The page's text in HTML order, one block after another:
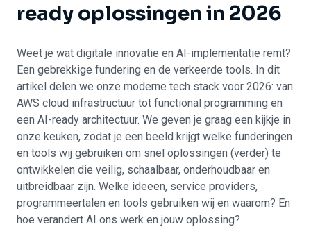
ready oplossingen in 2026
Weet je wat digitale innovatie en AI-implementatie remt?
Een gebrekkige fundering en de verkeerde tools. In dit
artikel delen we onze moderne tech stack voor 2026: van
AWS cloud infrastructuur tot functional programming en
een AI-ready architectuur. We geven je graag een kijkje in
onze keuken, zodat je een beeld krijgt welke funderingen
en tools wij gebruiken om snel oplossingen (verder) te
ontwikkelen die veilig, schaalbaar, onderhoudbaar en
uitbreidbaar zijn. Welke ideeen, service providers,
programmeertalen en tools gebruiken wij en waarom? En
hoe verandert AI ons werk en jouw oplossing?